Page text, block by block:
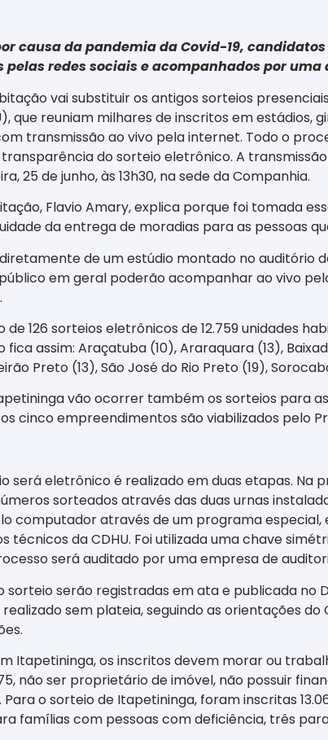
causa da pandemia da Covid-19,
redes sociais e acompanhados por
vai substituir os antigos sorteios
que reuniam milhares de inscritos em estádios,
transmissão ao vivo pela internet. Todo o
do sorteio eletrônico. A
25 de junho, às 13h30, na sede da Companhia.
Flavio Amary, explica porque foi tomada
da entrega de moradias para as pessoas
de um estúdio montado no auditório
em geral poderão acompanhar ao vivo
126 sorteios eletrônicos de 12.759 unidades
assim: Araçatuba (10), Araraquara (13),
Preto (13), São José do Rio Preto (19),
vão ocorrer também os sorteios para
cinco empreendimentos são viabilizados pelo
será eletrônico é realizado em duas etapas.
sorteados através das duas urnas
computador através de um programa
técnicos da CDHU. Foi utilizada uma chave
será auditado por uma empresa de
sorteio serão registradas em ata e publicada no
sem plateia, seguindo as orientações
Itapetininga, os inscritos devem morar ou
não ser proprietário de imóvel, não possuir
o sorteio de Itapetininga, foram inscritas
famílias com pessoas com deficiência, três